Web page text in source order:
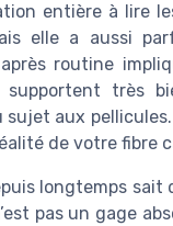
entière à lire
elle a aussi
routine
très
aux
de votre fibre
longtemps
pas un gage